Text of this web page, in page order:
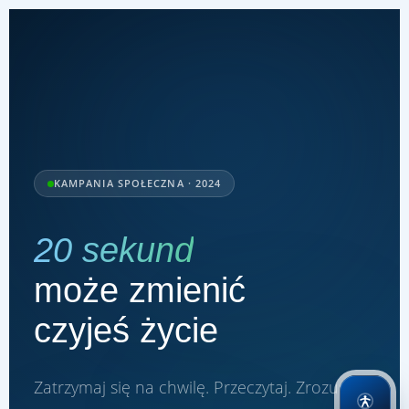
KAMPANIA SPOŁECZNA · 2024
20 sekund
może zmienić
czyjeś życie
Zatrzymaj się na chwilę. Przeczytaj. Zrozum.